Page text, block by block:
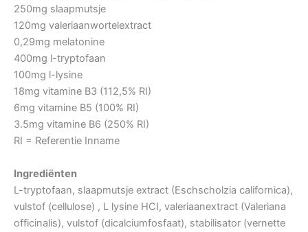
250mg slaapmutsje
120mg valeriaanwortelextract
0,29mg melatonine
400mg l-tryptofaan
100mg l-lysine
18mg vitamine B3 (112,5% RI)
6mg vitamine B5 (100% RI)
3.5mg vitamine B6 (250% RI)
RI = Referentie Inname
Ingrediënten
L-tryptofaan, slaapmutsje extract (Eschscholzia californica),
vulstof (cellulose) , L lysine HCI, valeriaanextract (Valeriana
officinalis), vulstof (dicalciumfosfaat), stabilisator (vernette